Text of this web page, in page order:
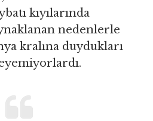
kıyılarında
nedenlerle
kralına duydukları